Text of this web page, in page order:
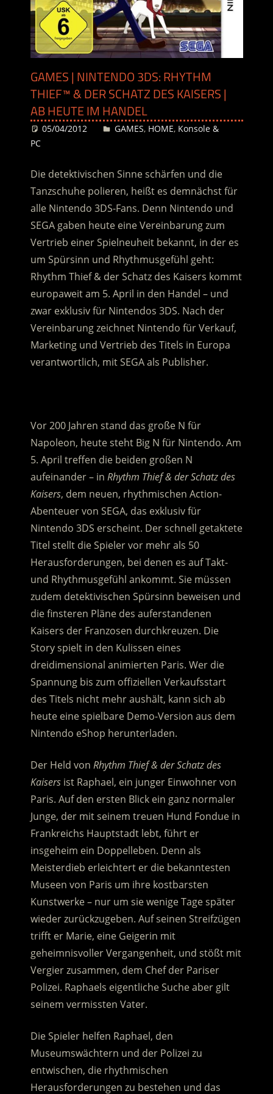
GAMES | NINTENDO 3DS: RHYTHM
THIEF™ & DER SCHATZ DES KAISERS |
AB HEUTE IM HANDEL
05/04/2012 Desiree
GAMES, HOME, Konsole &
PC
Die detektivischen Sinne schärfen und die
Tanzschuhe polieren, heißt es demnächst für
alle Nintendo 3DS-Fans. Denn Nintendo und
SEGA gaben heute eine Vereinbarung zum
Vertrieb einer Spielneuheit bekannt, in der es
um Spürsinn und Rhythmusgefühl geht:
Rhythm Thief & der Schatz des Kaisers kommt
europaweit am 5. April in den Handel – und
zwar exklusiv für Nintendos 3DS. Nach der
Vereinbarung zeichnet Nintendo für Verkauf,
Marketing und Vertrieb des Titels in Europa
verantwortlich, mit SEGA als Publisher.
Vor 200 Jahren stand das große N für
Napoleon, heute steht Big N für Nintendo. Am
5. April treffen die beiden großen N
aufeinander – in Rhythm Thief & der Schatz des
Kaisers, dem neuen, rhythmischen Action-
Abenteuer von SEGA, das exklusiv für
Nintendo 3DS erscheint. Der schnell getaktete
Titel stellt die Spieler vor mehr als 50
Herausforderungen, bei denen es auf Takt-
und Rhythmusgefühl ankommt. Sie müssen
zudem detektivischen Spürsinn beweisen und
die finsteren Pläne des auferstandenen
Kaisers der Franzosen durchkreuzen. Die
Story spielt in den Kulissen eines
dreidimensional animierten Paris. Wer die
Spannung bis zum offiziellen Verkaufsstart
des Titels nicht mehr aushält, kann sich ab
heute eine spielbare Demo-Version aus dem
Nintendo eShop herunterladen.
Der Held von Rhythm Thief & der Schatz des
Kaisersist Raphael, ein junger Einwohner von
Paris. Auf den ersten Blick ein ganz normaler
Junge, der mit seinem treuen Hund Fondue in
Frankreichs Hauptstadt lebt, führt er
insgeheim ein Doppelleben. Denn als
Meisterdieb erleichtert er die bekanntesten
Museen von Paris um ihre kostbarsten
Kunstwerke – nur um sie wenige Tage später
wieder zurückzugeben. Auf seinen Streifzügen
trifft er Marie, eine Geigerin mit
geheimnisvoller Vergangenheit, und stößt mit
Vergier zusammen, dem Chef der Pariser
Polizei. Raphaels eigentliche Suche aber gilt
seinem vermissten Vater.
Die Spieler helfen Raphael, den
Museumswächtern und der Polizei zu
entwischen, die rhythmischen
Herausforderungen zu bestehen und das